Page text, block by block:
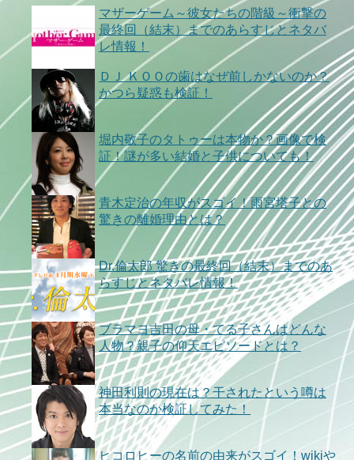
マザーゲーム～彼女たちの階級～衝撃の
最終回（結末）までのあらすじとネタバ
レ情報！
ＤＪ ＫＯＯの歯はなぜ前しかないのか？
かつら疑惑も検証！
堀内敬子のタトゥーは本物か？画像で検
証！謎が多い結婚と子供についても！
青木定治の年収がスゴイ！雨宮塔子との
驚きの離婚理由とは？
Dr.倫太郎 驚きの最終回（結末）までのあ
らすじとネタバレ情報！
ブラマヨ吉田の母・てる子さんはどんな
人物？親子の仰天エピソードとは？
神田利則の現在は？干されたという噂は
本当なのか検証してみた！
ヒコロヒーの名前の由来がスゴイ！wikiや